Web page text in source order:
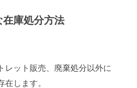
在庫処分方法
レット販売、廃棄処分以外に
在します。